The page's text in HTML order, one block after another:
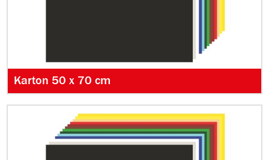
Karton 50 x 70 cm